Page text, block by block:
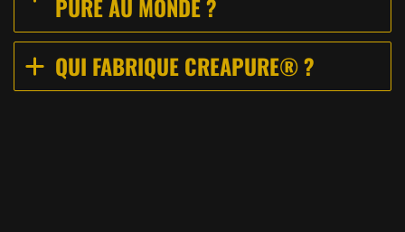
PURE AU MONDE ?
QUI FABRIQUE CREAPURE® ?